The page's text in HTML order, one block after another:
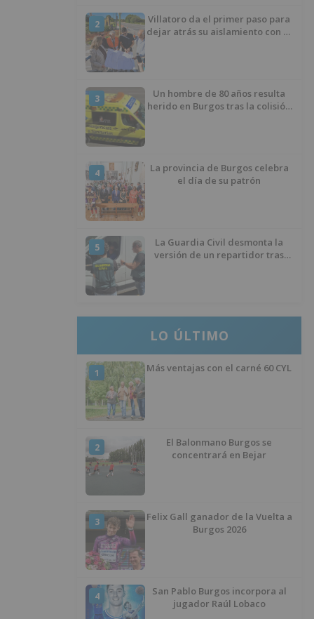
2
Villatoro da el primer paso para
dejar atrás su aislamiento con el
3
Un hombre de 80 años resulta
herido en Burgos tras la colisión
4
La provincia de Burgos celebra
el día de su patrón
5
La Guardia Civil desmonta la
versión de un repartidor tras
LO ÚLTIMO
1 Más ventajas con el carné 60 CYL
2
El Balonmano Burgos se
concentrará en Bejar
3
Felix Gall ganador de la Vuelta a
Burgos 2026
4
San Pablo Burgos incorpora al
jugador Raúl Lobaco